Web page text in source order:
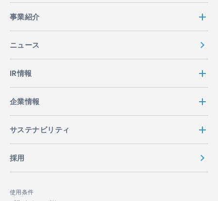
事業紹介
ニュース
IR情報
企業情報
サステナビリティ
採用
使用条件